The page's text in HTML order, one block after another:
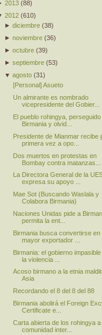
2013 (88)
2012 (610)
►diciembre (38)
►noviembre (36)
►octubre (39)
►septiembre (53)
▼agosto (31)
[Personal] Asueto
Un almirante es nombrado
vicepresidente del Gobier...
El pueblo rohingya, perseguido
Birmania y olvid...
Presidente de Mianmar recibe
primera vez a opo...
Dos muertos en protestas en
Bombay contra matanzas...
La Directora General de la
expresa su apoyo ...
Mae Sot (Buscando Waslala y
Colabora Birmania)
Naciones Unidas pide a
permita la ent...
Birmania busca convertirse en
mayor exportador ...
Birmania: el gobierno
la violencia ...
Acoso birmano a la etnia
Asia
Recordando el 8 del 8 del 88
Birmania abolirá el Foreign
Certificate e...
Carta abierta de los rohingya a
comunidad inter...